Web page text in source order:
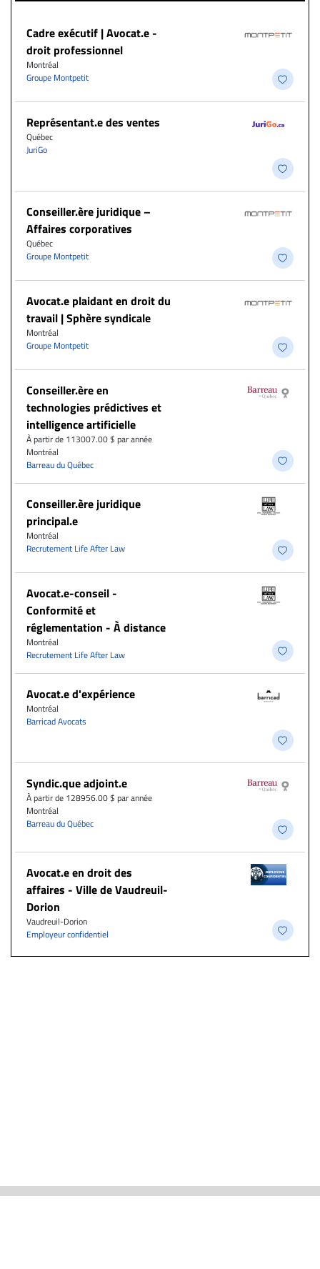
Cadre exécutif | Avocat.e -
droit professionnel
Montréal
Groupe Montpetit
Représentant.e des ventes
Québec
JuriGo
Conseiller.ère juridique –
Affaires corporatives
Québec
Groupe Montpetit
Avocat.e plaidant en droit du
travail | Sphère syndicale
Montréal
Groupe Montpetit
Conseiller.ère en
technologies prédictives et
intelligence artificielle
À partir de 113007.00 $ par année
Montréal
Barreau du Québec
Conseiller.ère juridique
principal.e
Montréal
Recrutement Life After Law
​Avocat.e-conseil -
Conformité et
réglementation - À distance
Montréal
Recrutement Life After Law
Avocat.e d'expérience
Montréal
Barricad Avocats
Syndic.que adjoint.e
À partir de 128956.00 $ par année
Montréal
Barreau du Québec
Avocat.e en droit des
affaires - Ville de Vaudreuil-
Dorion
Vaudreuil-Dorion
Employeur confidentiel